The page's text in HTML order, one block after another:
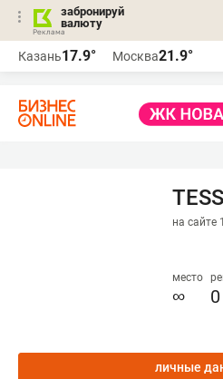
забронируй
валюту
Казань17.9° Москва21.9°
на сайте
место
∞ 0
личные